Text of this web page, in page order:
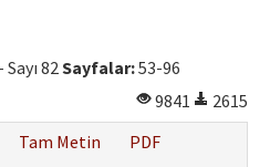
82Sayfalar:53-96
9841
2615
Tam Metin
PDF